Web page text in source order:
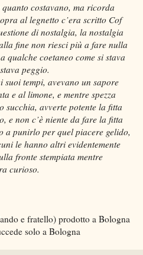
costavano, ma ricorda
al legnetto c’era scritto Cof
di nostalgia, la nostalgia
fine non riesci più a fare nulla
qualche coetaneo come si stava
peggio.
suoi tempi, avevano un sapore
e al limone, e mentre spezza
avverte potente la fitta
e non c’è niente da fare la fitta
a punirlo per quel piacere gelido,
le hanno altri evidentemente
fronte stempiata mentre
curioso.
e fratello) prodotto a Bologna
solo a Bologna